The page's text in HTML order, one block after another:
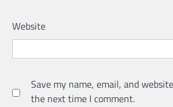
Website
Save my name, email, and
the next time I comment.